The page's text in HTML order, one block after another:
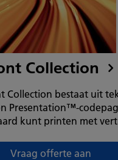
Collection
Collection bestaat uit
Presentation™-
kunt printen met
Vraag offerte aan